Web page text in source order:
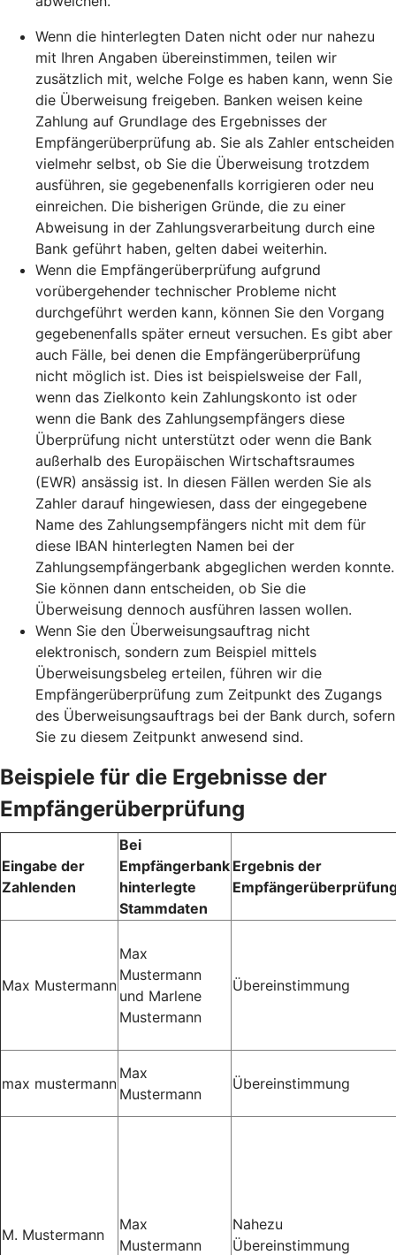
Wenn die hinterlegten Daten nicht oder nur nahezu
mit Ihren Angaben übereinstimmen, teilen wir
zusätzlich mit, welche Folge es haben kann, wenn Sie
die Überweisung freigeben. Banken weisen keine
Zahlung auf Grundlage des Ergebnisses der
Empfängerüberprüfung ab. Sie als Zahler entscheiden
vielmehr selbst, ob Sie die Überweisung trotzdem
ausführen, sie gegebenenfalls korrigieren oder neu
einreichen. Die bisherigen Gründe, die zu einer
Abweisung in der Zahlungsverarbeitung durch eine
Bank geführt haben, gelten dabei weiterhin.
Wenn die Empfängerüberprüfung aufgrund
vorübergehender technischer Probleme nicht
durchgeführt werden kann, können Sie den Vorgang
gegebenenfalls später erneut versuchen. Es gibt aber
auch Fälle, bei denen die Empfängerüberprüfung
nicht möglich ist. Dies ist beispielsweise der Fall,
wenn das Zielkonto kein Zahlungskonto ist oder
wenn die Bank des Zahlungsempfängers diese
Überprüfung nicht unterstützt oder wenn die Bank
außerhalb des Europäischen Wirtschaftsraumes
(EWR) ansässig ist. In diesen Fällen werden Sie als
Zahler darauf hingewiesen, dass der eingegebene
Name des Zahlungsempfängers nicht mit dem für
diese IBAN hinterlegten Namen bei der
Zahlungsempfängerbank abgeglichen werden konnte.
Sie können dann entscheiden, ob Sie die
Überweisung dennoch ausführen lassen wollen.
Wenn Sie den Überweisungsauftrag nicht
elektronisch, sondern zum Beispiel mittels
Überweisungsbeleg erteilen, führen wir die
Empfängerüberprüfung zum Zeitpunkt des Zugangs
des Überweisungsauftrags bei der Bank durch, sofern
Sie zu diesem Zeitpunkt anwesend sind.
Beispiele für die Ergebnisse der
Empfängerüberprüfung
Eingabe der
Zahlenden
Bei
Empfängerbank
hinterlegte
Stammdaten
Ergebnis der
Max Mustermann
Max
Mustermann
und Marlene
Mustermann
Übereinstimmung
max mustermann
Max
Mustermann
Übereinstimmung
M. Mustermann
Max
Mustermann
Nahezu
Übereinstimmung